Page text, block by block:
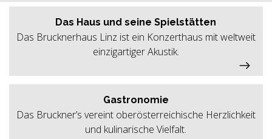
Das Haus und seine Spielstätten
Das Brucknerhaus Linz ist ein Konzerthaus mit weltweit
einzigartiger Akustik.
Gastronomie
Das Bruckner’s vereint oberösterreichische Herzlichkeit
und kulinarische Vielfalt.